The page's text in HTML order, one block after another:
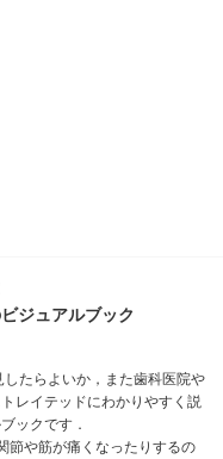
ジュアルブック
したらよいか，また歯科医院や
レイテッドにわかりやすく説
ックです．
節や筋が痛くなったりするの